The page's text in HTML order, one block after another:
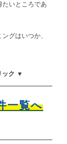
たいところであ
グはいつか、
ック ▼
一覧へ